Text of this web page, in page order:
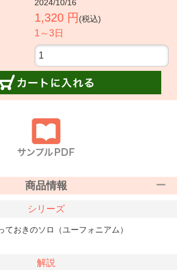
2024/10/16
1,320 円 (税込)
1～3日
商品情報
シリーズ
ておきのソロ（ユーフォニアム）
解説